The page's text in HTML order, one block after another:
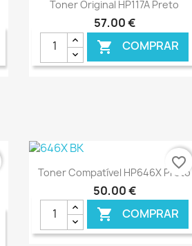
Toner Original HP117A Preto
57,00 €
 COMPRAR
Ver+
Toner Compatível HP646X Preto
50,00 €
 COMPRAR
favorite_border